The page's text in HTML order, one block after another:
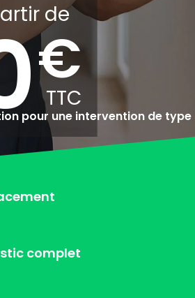
de
pour une intervention de type
complet